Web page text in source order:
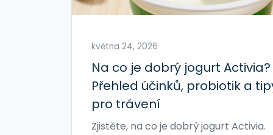
května 24, 2026
Na co je dobrý jogurt Activia?
Přehled účinků, probiotik a
pro trávení
Zjistěte, na co je dobrý jogurt Activia.